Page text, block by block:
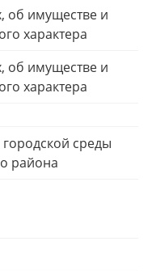
об имуществе и
характера
об имуществе и
характера
среды
района